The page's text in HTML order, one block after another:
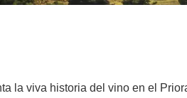
la viva historia del vino en el